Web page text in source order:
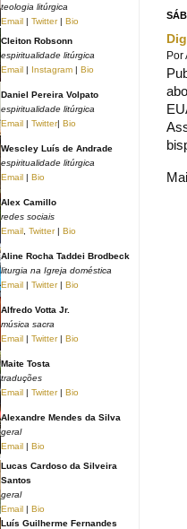
Por
teologia litúrgica
Email | Twitter| Bio
Cleiton Robsonn
espiritualidade litúrgica
Email | Instagram | Bio
Daniel Pereira Volpato
espiritualidade litúrgica
Email | Twitter| Bio
Wescley Luís de Andrade
espiritualidade litúrgica
Email | Bio
Alex Camillo
redes sociais
Email Twitter| Bio
Aline Rocha Taddei Brodbeck
liturgia na Igreja doméstica
Email | Twitter| Bio
Alfredo Votta Jr.
música sacra
Email | Twitter| Bio
Maite Tosta
traduções
Email | Twitter| Bio
Alexandre Mendes da Silva
geral
Email | Bio
Lucas Cardoso da Silveira
Santos
geral
Email | Bio
Luís Guilherme Fernandes